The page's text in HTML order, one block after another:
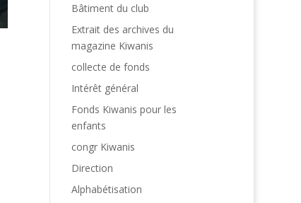
Bâtiment du club
Extrait des archives du
magazine Kiwanis
collecte de fonds
Intérêt général
Fonds Kiwanis pour les
enfants
congr Kiwanis
Direction
Alphabétisation